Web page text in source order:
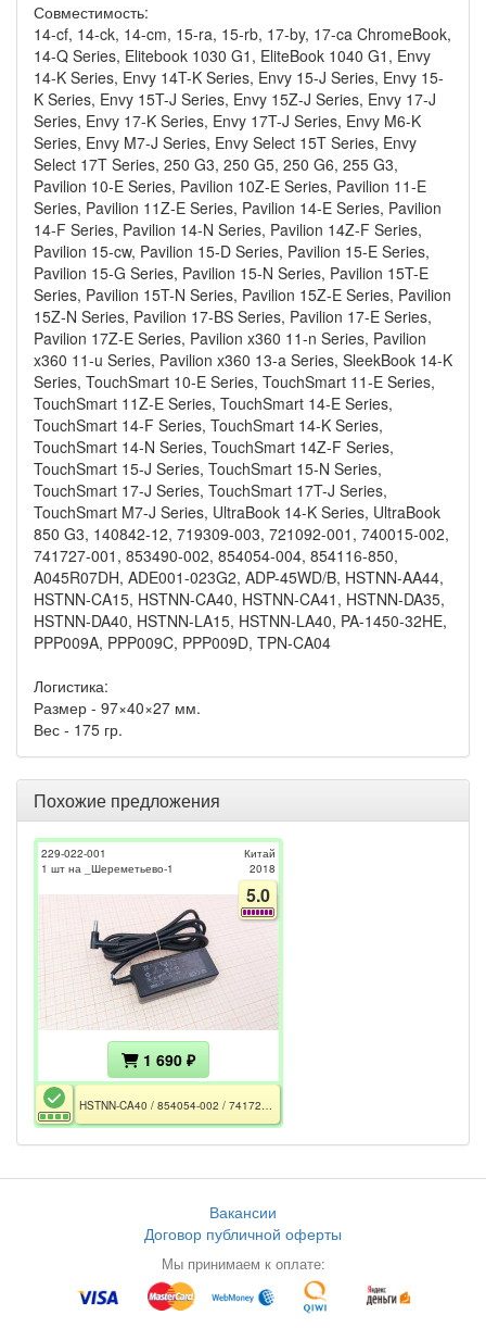
Совместимость:
14-cf, 14-ck, 14-cm, 15-ra, 15-rb, 17-by, 17-ca ChromeBook,
14-Q Series, Elitebook 1030 G1, EliteBook 1040 G1, Envy
14-K Series, Envy 14T-K Series, Envy 15-J Series, Envy 15-
K Series, Envy 15T-J Series, Envy 15Z-J Series, Envy 17-J
Series, Envy 17-K Series, Envy 17T-J Series, Envy M6-K
Series, Envy M7-J Series, Envy Select 15T Series, Envy
Select 17T Series, 250 G3, 250 G5, 250 G6, 255 G3,
Pavilion 10-E Series, Pavilion 10Z-E Series, Pavilion 11-E
Series, Pavilion 11Z-E Series, Pavilion 14-E Series, Pavilion
14-F Series, Pavilion 14-N Series, Pavilion 14Z-F Series,
Pavilion 15-cw, Pavilion 15-D Series, Pavilion 15-E Series,
Pavilion 15-G Series, Pavilion 15-N Series, Pavilion 15T-E
Series, Pavilion 15T-N Series, Pavilion 15Z-E Series, Pavilion
15Z-N Series, Pavilion 17-BS Series, Pavilion 17-E Series,
Pavilion 17Z-E Series, Pavilion x360 11-n Series, Pavilion
x360 11-u Series, Pavilion x360 13-a Series, SleekBook 14-K
Series, TouchSmart 10-E Series, TouchSmart 11-E Series,
TouchSmart 11Z-E Series, TouchSmart 14-E Series,
TouchSmart 14-F Series, TouchSmart 14-K Series,
TouchSmart 14-N Series, TouchSmart 14Z-F Series,
TouchSmart 15-J Series, TouchSmart 15-N Series,
TouchSmart 17-J Series, TouchSmart 17T-J Series,
TouchSmart M7-J Series, UltraBook 14-K Series, UltraBook
850 G3, 140842-12, 719309-003, 721092-001, 740015-002,
741727-001, 853490-002, 854054-004, 854116-850,
A045R07DH, ADE001-023G2, ADP-45WD/B, HSTNN-AA44,
HSTNN-CA15, HSTNN-CA40, HSTNN-CA41, HSTNN-DA35,
HSTNN-DA40, HSTNN-LA15, HSTNN-LA40, PA-1450-32HE,
PPP009A, PPP009C, PPP009D, TPN-CA04
Логистика:
Размер - 97×40×27 мм.
Вес - 175 гр.
Похожие предложения
229-022-001
1 шт на _Шереметьево-1
Китай
2018
5.0
1 690 ₽
HSTNN-CA40 / 854054-002 / 741727-001 / A045R045H / 45W / 19.5V - 2.31A / 4.5x3.0+Pin / Дефект кабеля и выходного разъёма
Вакансии
Договор публичной оферты
Мы принимаем к оплате: